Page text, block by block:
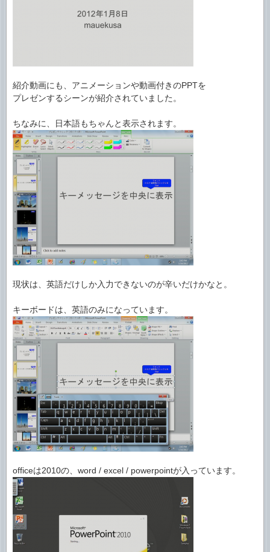
紹介動画にも、アニメーションや動画付きのPPTを
プレゼンするシーンが紹介されていました。
ちなみに、日本語もちゃんと表示されます。
現状は、英語だけしか入力できないのが辛いだけかなと。
キーボードは、英語のみになっています。
officeは2010の、word / excel / powerpointが入っています。